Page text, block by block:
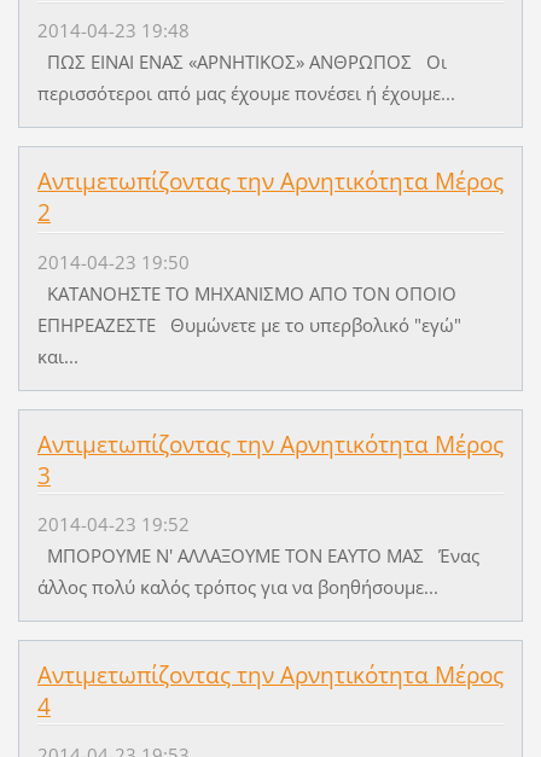
2014-04-23 19:48
ΠΩΣ EINAI ENAΣ «APNHTIKOΣ» ANΘPΩΠOΣ Oι
περισσότεροι από μας έχουμε πονέσει ή έχουμε...
Αντιμετωπίζοντας την Αρνητικότητα Μέρος
2
2014-04-23 19:50
KATANOHΣTE TO MHXANIΣMO AΠO TON OΠOIO
EΠHPEAZEΣTE Θυμώνετε με το υπερβολικό "εγώ"
και...
Αντιμετωπίζοντας την Αρνητικότητα Μέρος
3
2014-04-23 19:52
MΠOPOYME N' AΛΛAΞOYME TON EAYTO MAΣ Ένας
άλλος πολύ καλός τρόπος για να βοηθήσουμε...
Αντιμετωπίζοντας την Αρνητικότητα Μέρος
4